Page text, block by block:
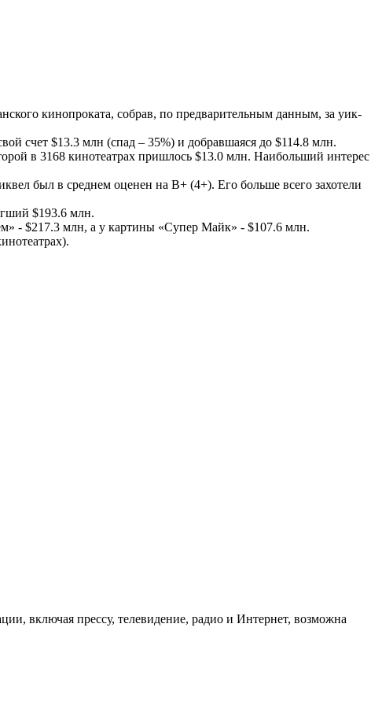
кинопроката, собрав, по предварительным данным, за уик-
счет $13.3 млн (спад – 35%) и добравшаяся до $114.8 млн.
в 3168 кинотеатрах пришлось $13.0 млн. Наибольший интерес
был в среднем оценен на B+ (4+). Его больше всего захотели
$193.6 млн.
- $217.3 млн, а у картины «Супер Майк» - $107.6 млн.
включая прессу, телевидение, радио и Интернет, возможна